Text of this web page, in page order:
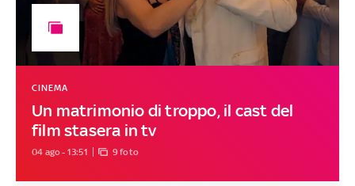
Un matrimonio di troppo, il cast del
film stasera in tv
CINEMA
04 ago - 13:51 9 foto